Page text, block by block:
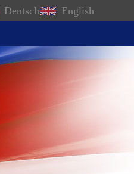
Deutsch English